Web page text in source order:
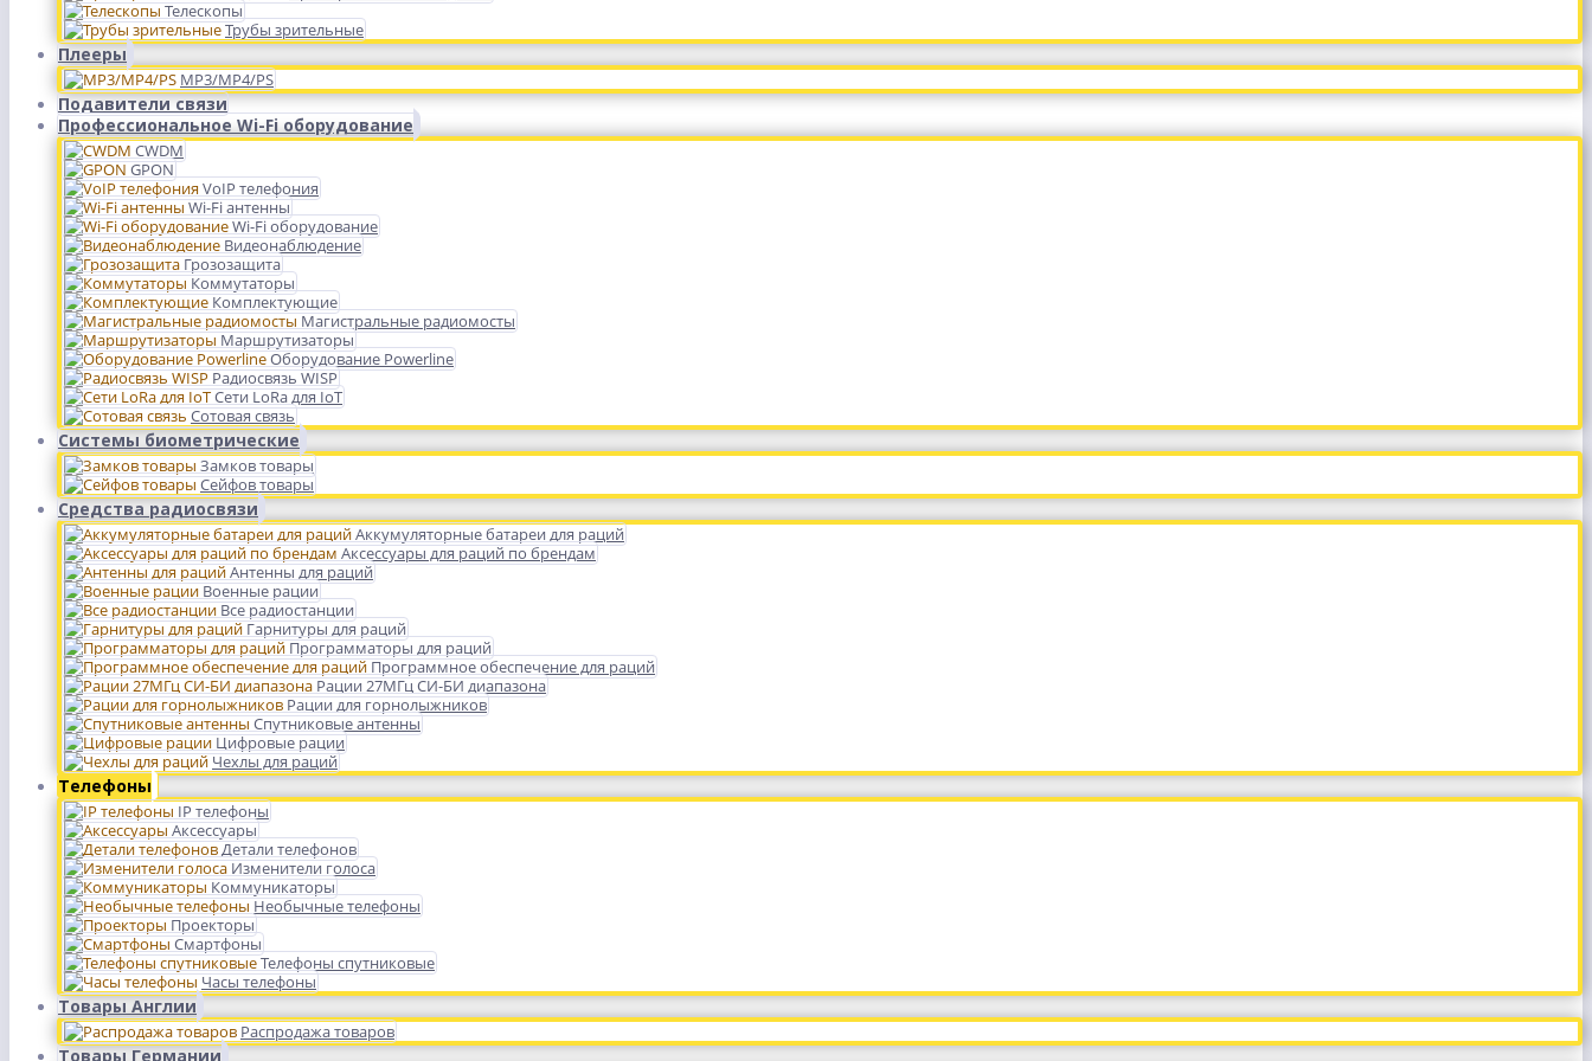
Телескопы
Трубы зрительные
Плееры
MP3/MP4/PS
Подавители связи
Профессиональное Wi-Fi оборудование
CWDM
GPON
VoIP телефония
Wi-Fi антенны
Wi-Fi оборудование
Видеонаблюдение
Грозозащита
Коммутаторы
Комплектующие
Магистральные радиомосты
Маршрутизаторы
Оборудование Powerline
Радиосвязь WISP
Сети LoRa для IoT
Сотовая связь
Системы биометрические
Замков товары
Сейфов товары
Средства радиосвязи
Аккумуляторные батареи для раций
Аксессуары для раций по брендам
Антенны для раций
Военные рации
Все радиостанции
Гарнитуры для раций
Программаторы для раций
Программное обеспечение для раций
Рации 27МГц СИ-БИ диапазона
Рации для горнолыжников
Спутниковые антенны
Цифровые рации
Чехлы для раций
Телефоны
IP телефоны
Аксессуары
Детали телефонов
Изменители голоса
Коммуникаторы
Необычные телефоны
Проекторы
Смартфоны
Телефоны спутниковые
Часы телефоны
Товары Англии
Распродажа товаров
Товары Германии